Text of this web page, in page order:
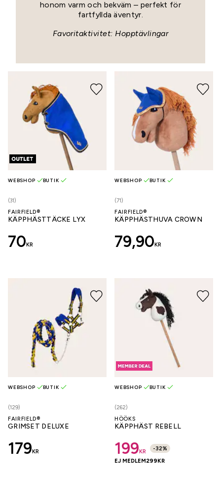
honom varm och bekväm – perfekt för
fartfyllda äventyr.
Favoritaktivitet: Hopptävlingar
(31)
WEBSHOP BUTIK
FAIRFIELD®
KÄPPHÄSTTÄCKE LYX
70KR
(71)
WEBSHOP BUTIK
FAIRFIELD®
KÄPPHÄSTHUVA CROWN
79,90KR
(129)
WEBSHOP BUTIK
FAIRFIELD®
GRIMSET DELUXE
179KR
(262)
WEBSHOP BUTIK
HÖÖKS
KÄPPHÄST REBELL
199KR -32%
EJ MEDLEM299KR